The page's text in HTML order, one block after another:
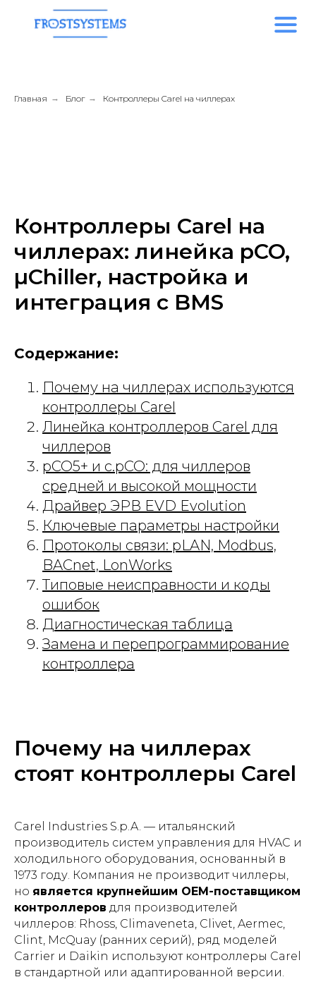
Главная → Блог → Контроллеры Carel на чиллерах
Контроллеры Carel на
чиллерах: линейка pCO,
µChiller, настройка и
интеграция с BMS
Содержание:
Почему на чиллерах используются
контроллеры Carel
Линейка контроллеров Carel для
чиллеров
pCO5+ и c.pCO: для чиллеров
средней и высокой мощности
Драйвер ЭРВ EVD Evolution
Ключевые параметры настройки
Протоколы связи: pLAN, Modbus,
BACnet, LonWorks
Типовые неисправности и коды
ошибок
Диагностическая таблица
Замена и перепрограммирование
контроллера
Почему на чиллерах
стоят контроллеры Carel
Carel Industries S.p.A. — итальянский
производитель систем управления для HVAC и
холодильного оборудования, основанный в
1973 году. Компания не производит чиллеры,
но является крупнейшим OEM-поставщиком
контроллеров для производителей
чиллеров: Rhoss, Climaveneta, Clivet, Aermec,
Clint, McQuay (ранних серий), ряд моделей
Carrier и Daikin используют контроллеры Carel
в стандартной или адаптированной версии.